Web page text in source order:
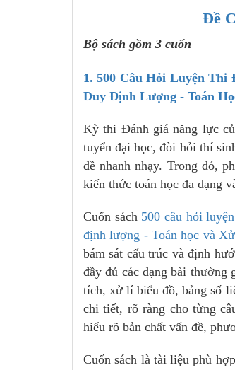
Đề
Bộ sách gồm 3 cuốn
1. 500 Câu Hỏi Luyện
Duy Định Lượng - Toán
Kỳ thi Đánh giá năng lực
tuyển đại học, đòi hỏi thí
đề nhanh nhạy. Trong đó,
kiến thức toán học đa dạng
Cuốn sách 500 câu hỏi
định lượng - Toán học và
bám sát cấu trúc và định
đầy đủ các dạng bài thường
tích, xử lí biểu đồ, bảng số
chi tiết, rõ ràng cho từng
hiểu rõ bản chất vấn đề,
Cuốn sách là tài liệu phù